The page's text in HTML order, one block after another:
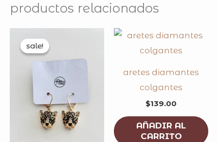
productos relacionados
sale!
sale!
$139.00.
current
$99.00.
aretes diamantes
colgantes
$139.00
AÑADIR AL
CARRITO